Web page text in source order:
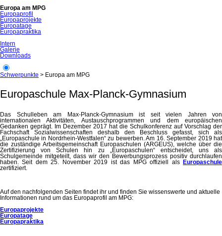
Europa am MPG
Europaprofil
Europaprojekte
Europatage
Europapraktika
Intern
Galerie
Downloads
Schwerpunkte > Europa am MPG
Europaschule Max-Planck-Gymnasium
Das Schulleben am Max-Planck-Gymnasium ist seit vielen Jahren von
internationalen Aktivitäten, Austauschprogrammen und dem europäischen
Gedanken geprägt. Im Dezember 2017 hat die Schulkonferenz auf Vorschlag der
Fachschaft Sozialwissenschaften deshalb den Beschluss gefasst, sich als
„Europaschule in Nordrhein-Westfalen“ zu bewerben. Am 16. September 2019 hat
die zuständige Arbeitsgemeinschaft Europaschulen (ARGEUS), welche über die
Zertifizierung von Schulen hin zu „Europaschulen“ entscheidet, uns als
Schulgemeinde mitgeteilt, dass wir den Bewerbungsprozess positiv durchlaufen
haben. Seit dem 25. November 2019 ist das MPG offiziell als Europaschule
zertifiziert.
Auf den nachfolgenden Seiten findet ihr und finden Sie wissenswerte und aktuelle
Informationen rund um das Europaprofil am MPG:
Europaprojekte
Europatage
Europapraktika